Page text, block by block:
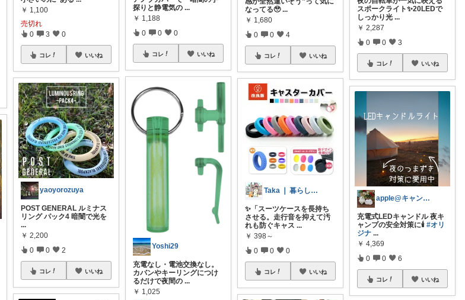
￥ 1,100
売切れ
0 3 0
コレ いいね
yaoyorozuya
POST GENERAL ルミナス
リング パック4 暗闇で光を
...
￥ 2,200
0 0 2
コレ いいね
探りと静電気の ...
￥ 1,188
0 0 0
コレ いいね
Yoshi29
充電なし・電池交換なし。
カバンやキーリングにつけ
るだけで夜間の ...
￥ 1,025
なってる🥹 ...
￥ 1,680
0 0 4
コレ いいね
Taka ❘ 暮らしをアップデート
✨「スーツケースを長持ち
させる。走行音を抑えて汚
れも防ぐキャス ...
￥ 398～
0 0 0
コレ いいね
スポークライト✨20LEDで
しっかり光 ...
￥ 2,287
0 0 3
コレ いいね
apple@キャンプ⛺雑貨🌼
充電式LEDキャンドル 夜キ
ャンプの安全対策に🕯️#オリ
ジナ ...
￥ 4,369
0 0 6
コレ いいね